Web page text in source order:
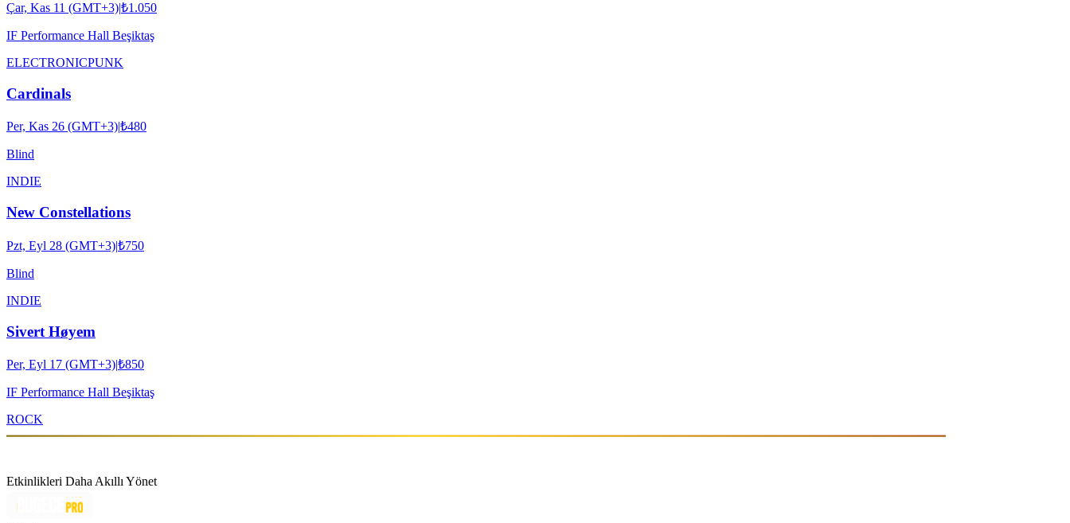
Çar, Kas 11 (GMT+3)|₺1.050
IF Performance Hall Beşiktaş
ELECTRONICPUNK
Cardinals
Per, Kas 26 (GMT+3)|₺480
Blind
INDIE
New Constellations
Pzt, Eyl 28 (GMT+3)|₺750
Blind
INDIE
Sivert Høyem
Per, Eyl 17 (GMT+3)|₺850
IF Performance Hall Beşiktaş
ROCK
Etkinlikleri Daha Akıllı Yönet